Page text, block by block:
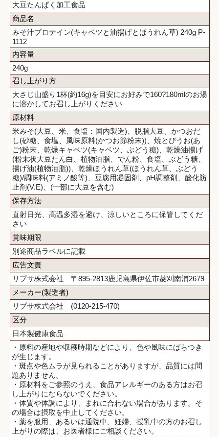
大豆たんぱく加工食品
商品名
みそ汁プロテイン(キャベツと油揚げとほうれん草) 240g P-
1112
内容量
240g
召し上がり方
大さじ山盛り1杯(約16g)を目安にお好みで160?180mlのお湯
に溶かしてお召し上がりください
原材料
米みそ(大豆、米、食塩：国内製造)、脱脂大豆、かつおだ
し(砂糖、食塩、風味原料(かつお節粉末))、焼とびうお(あ
ご)粉末、乾燥キャベツ(キャベツ、ぶどう糖)、乾燥油揚げ
(粉末状大豆たん白、植物油脂、でん粉、食塩、ぶどう糖、
揚げ油(植物油脂))、乾燥ほうれん草(ほうれん草、ぶどう
糖)/調味料(アミノ酸等)、豆腐用凝固剤、pH調整剤、酸化防
止剤(V.E)、(一部に大豆を含む)
保存方法
直射日光、高温多湿を避け、涼しいところに保管してくだ
さい
賞味期限
別途商品ラベルに記載
広告文責
リプサ株式会社 〒895-2813鹿児島県伊佐市菱刈南浦2679
メーカー(製造者)
リプサ株式会社 (0120-215-470)
区分
日本製健康食品
・原料の産地や収穫時期などにより、色や風味にばらつき
が生じます。
・斑点や色ムラが見られることがありますが、品質には問
題ありません。
・原材料をご参照のうえ、食品アレルギーのある方はお召
し上がりにならないでください。
・体質や体調により、まれに合わない場合があります。そ
の場合は摂取を中止してください。
・薬を服用、あるいは通院中、妊婦、授乳中の方のお召し
上がりの際は、お医者様にご相談ください。